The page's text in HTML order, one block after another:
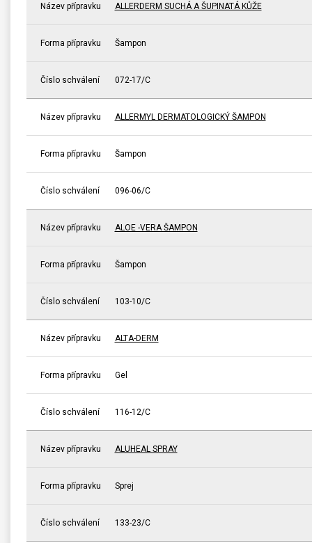
Název přípravku ALLERDERM SUCHÁ A ŠUPINATÁ KŮŽE
Forma přípravku Šampon
Číslo schválení 072-17/C
Název přípravku ALLERMYL DERMATOLOGICKÝ ŠAMPON
Forma přípravku Šampon
Číslo schválení 096-06/C
Název přípravku ALOE -VERA ŠAMPON
Forma přípravku Šampon
Číslo schválení 103-10/C
Název přípravku ALTA-DERM
Forma přípravku Gel
Číslo schválení 116-12/C
Název přípravku ALUHEAL SPRAY
Forma přípravku Sprej
Číslo schválení 133-23/C